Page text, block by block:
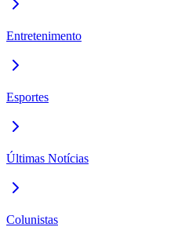
Entretenimento
Esportes
Últimas Notícias
Colunistas